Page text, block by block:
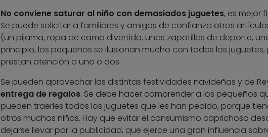
No conviene saturar al niño con demasiados juguetes, es mejor
Se puede solicitar a familiares y amigos de confianza otros
(un pijama, ropa de cama divertida, unas zapatillas de deporte,
principio, los pequeños se ilusionan mucho con todos los
prestan atención a uno o dos.
Se pueden aprovechar las distintas festividades navideñas y de
entrega de regalos. Se debe hacer comprender a los pequeños
pueden traerles todos los juguetes que les han pedido, porque
otros muchos niños. Hay que evitar el consumismo caprichoso
dejarse llevar por la publicidad, que ejerce una gran influencia